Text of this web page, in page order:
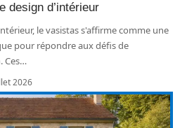
design d’intérieur
le vasistas s'affirme comme une
pour répondre aux défis de
Ces…
2026